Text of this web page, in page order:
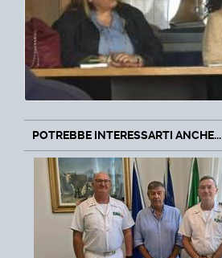
POTREBBE INTERESSARTI ANCHE...